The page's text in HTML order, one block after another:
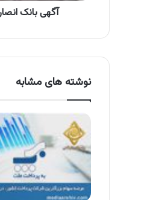
آگهی بانک
نوشته های مشابه